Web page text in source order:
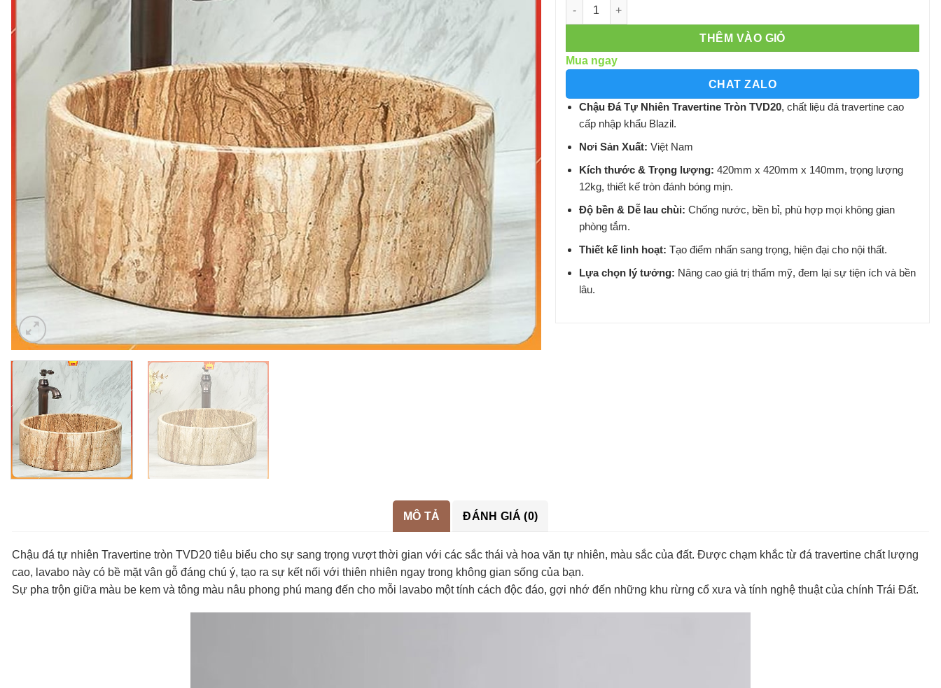
Số lượng
THÊM VÀO GIỎ
Mua ngay
CHAT ZALO
Chậu Đá Tự Nhiên Travertine Tròn TVD20, chất liệu đá travertine cao
cấp nhập khẩu Blazil.
Nơi Sản Xuất: Việt Nam
Kích thước & Trọng lượng: 420mm x 420mm x 140mm, trọng lượng
12kg, thiết kế tròn đánh bóng mịn.
Độ bền & Dễ lau chùi: Chống nước, bền bỉ, phù hợp mọi không gian
phòng tắm.
Thiết kế linh hoạt: Tạo điểm nhấn sang trọng, hiện đại cho nội thất.
Lựa chọn lý tưởng: Nâng cao giá trị thẩm mỹ, đem lại sự tiện ích và bền
lâu.
MÔ TẢ ĐÁNH GIÁ (0)
Chậu đá tự nhiên Travertine tròn TVD20 tiêu biểu cho sự sang trọng vượt thời gian với các sắc thái và hoa văn tự nhiên, màu sắc của đất. Được chạm khắc từ đá travertine chất lượng
cao, lavabo này có bề mặt vân gỗ đáng chú ý, tạo ra sự kết nối với thiên nhiên ngay trong không gian sống của bạn.
Sự pha trộn giữa màu be kem và tông màu nâu phong phú mang đến cho mỗi lavabo một tính cách độc đáo, gợi nhớ đến những khu rừng cổ xưa và tính nghệ thuật của chính Trái Đất.